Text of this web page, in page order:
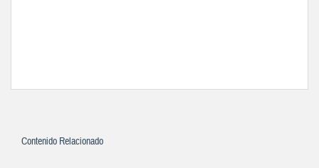
Contenido Relacionado